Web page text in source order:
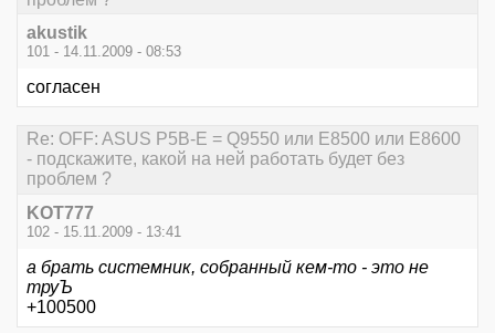
akustik
101 - 14.11.2009 - 08:53
согласен
Re: OFF: ASUS P5B-E = Q9550 или E8500 или Е8600
- подскажите, какой на ней работать будет без
проблем ?
KOT777
102 - 15.11.2009 - 13:41
а брать системник, собранный кем-то - это не
труЪ
+100500